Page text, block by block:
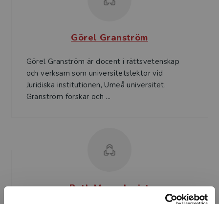
Görel Granström
Görel Granström är docent i rättsvetenskap
och verksam som universitetslektor vid
Juridiska institutionen, Umeå universitet.
Granström forskar och ...
Ruth Mannelqvist